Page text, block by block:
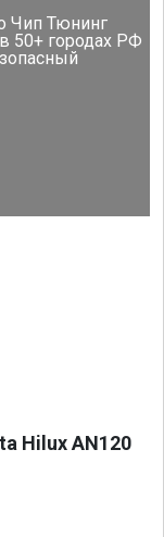
Чип Тюнинг
50+ городах РФ
Hilux AN120